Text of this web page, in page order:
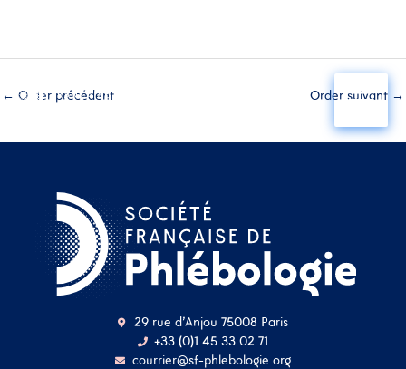
← Order précédent Order suivant →
29 rue d'Anjou 75008 Paris
+33 (0)1 45 33 02 71
courrier@sf-phlebologie.org